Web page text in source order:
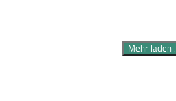
Mehr laden …